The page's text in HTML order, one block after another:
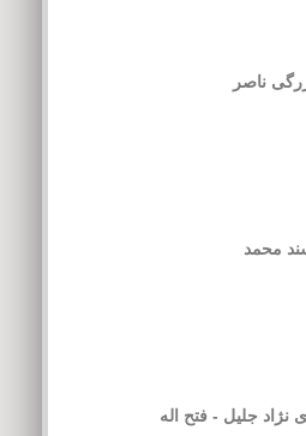
ناصر
محمد
نژاد جلیل - فتح اله